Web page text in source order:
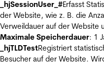
_hjSessionUser_#Erfasst
der Website, wie z. B. die
Verweildauer auf der Website
Maximale Speicherdauer: 1
_hjTLDTestRegistriert
Besucher auf der Website.